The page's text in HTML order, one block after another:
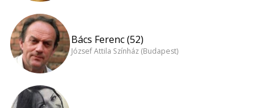
Bács Ferenc (52)
József Attila Színház (Budapest)